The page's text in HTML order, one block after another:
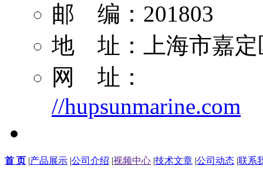
邮 编：201803
地 址：上海市嘉定
网 址：
//hupsunmarine.com
首 页 |产品展示 |公司介绍 |视频中心 |技术文章 |公司动态 |联系